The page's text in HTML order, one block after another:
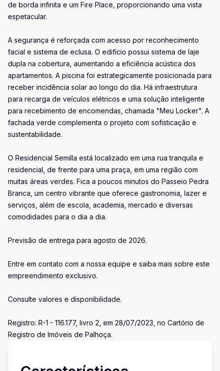
de borda infinita e um Fire Place, proporcionando uma vista
espetacular.
A segurança é reforçada com acesso por reconhecimento
facial e sistema de eclusa. O edifício possui sistema de laje
dupla na cobertura, aumentando a eficiência acústica dos
apartamentos. A piscina foi estrategicamente posicionada para
receber incidência solar ao longo do dia. Há infraestrutura
para recarga de veículos elétricos e uma solução inteligente
para recebimento de encomendas, chamada "Meu Locker". A
fachada verde complementa o projeto com sofisticação e
sustentabilidade.
O Residencial Semilla está localizado em uma rua tranquila e
residencial, de frente para uma praça, em uma região com
muitas áreas verdes. Fica a poucos minutos do Passeio Pedra
Branca, um centro vibrante que oferece gastronomia, lazer e
serviços, além de escola, academia, mercado e diversas
comodidades para o dia a dia.
Previsão de entrega para agosto de 2026.
Entre em contato com a nossa equipe e saiba mais sobre este
empreendimento exclusivo.
Consulte valores e disponibilidade.
Registro: R-1 - 116.177, livro 2, em 28/07/2023, no Cartório de
Registro de Imóveis de Palhoça.